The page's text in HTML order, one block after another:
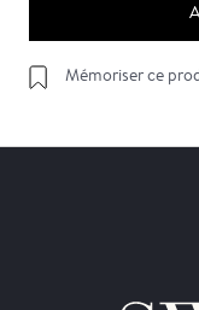
Mémoriser ce